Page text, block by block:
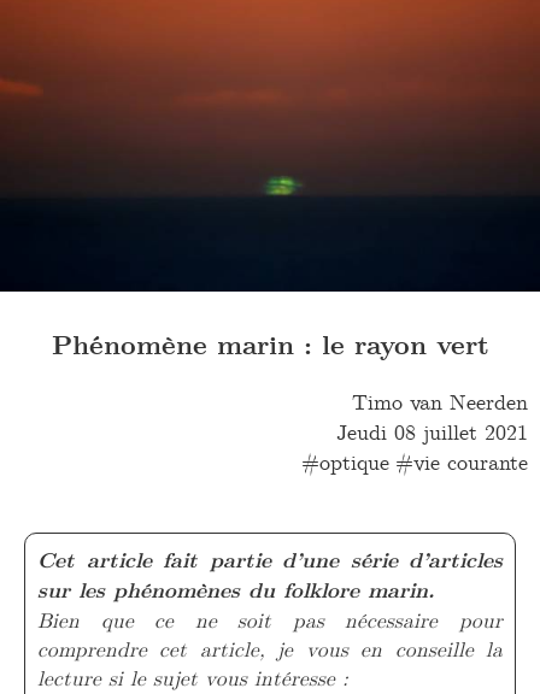
Phénomène marin : le rayon vert
Timo van Neerden
Jeudi 08 juillet 2021
optique
vie courante
Cet article fait partie d’une série d’articles
sur les phénomènes du folklore marin.
Bien que ce ne soit pas nécessaire pour
comprendre cet article, je vous en conseille la
lecture si le sujet vous intéresse :